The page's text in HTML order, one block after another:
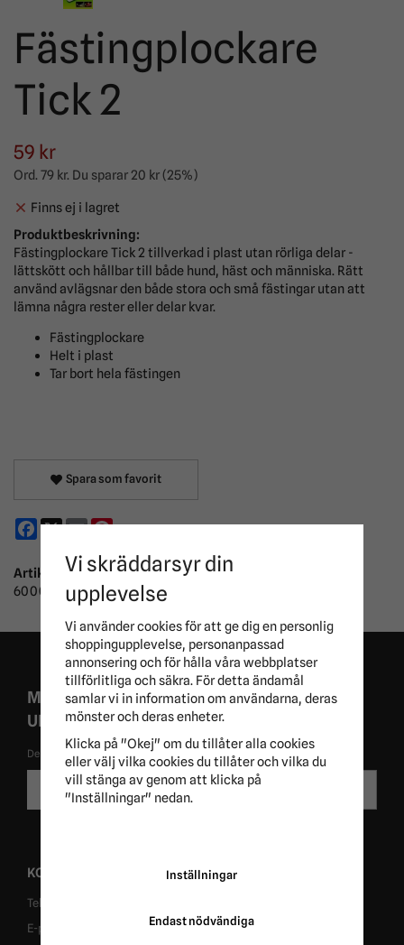
Fästingplockare
Tick 2
59 kr
Ord. 79 kr. Du sparar 20 kr(25%)
Finns ej i lagret
Produktbeskrivning:
Fästingplockare Tick 2 tillverkad i plast utan rörliga delar -
lättskött och hållbar till både hund, häst och människa. Rätt
använd avlägsnar den både stora och små fästingar utan att
lämna några rester eller delar kvar.
Fästingplockare
Helt i plast
Tar bort hela fästingen
Spara som favorit
Facebook
X EmailPinterest
Artikelnummer:
600008
MISSA ALDRIG EXKLUSIVA KAMPANJER OCH
UNIKA ERBJUDANDEN!
De uppgifter du matar in kommer endast användas till våra nyhetsbrev.
postadress
KONTAKT
Tel: 0431-302040
E-post: info@ridersport.se
Vi skräddarsyr din
upplevelse
Vi använder cookies för att ge dig en personlig
shoppingupplevelse, personanpassad
annonsering och för hålla våra webbplatser
tillförlitliga och säkra. För detta ändamål
samlar vi in information om användarna, deras
mönster och deras enheter.
Klicka på "Okej" om du tillåter alla cookies
eller välj vilka cookies du tillåter och vilka du
vill stänga av genom att klicka på
"Inställningar" nedan.
Inställningar
Endast nödvändiga